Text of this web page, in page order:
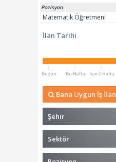
Pozisyon
Matematik Öğretmeni
İlan Tarihi
Bugün Bu Hafta Son 2 Hafta
Bana Uygun İş
Şehir
Sektör